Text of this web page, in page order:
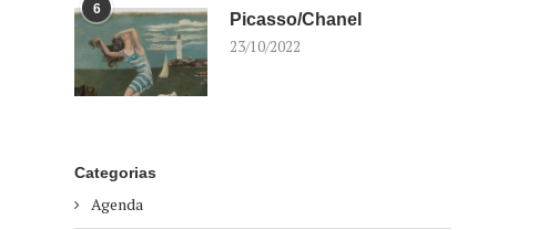
6
Picasso/Chanel
23/10/2022
Categorias
Agenda